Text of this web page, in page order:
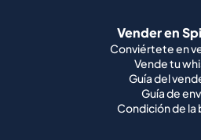
Vender en
Conviértete en
Vende tu
Guía del
Guía de
Condición de la